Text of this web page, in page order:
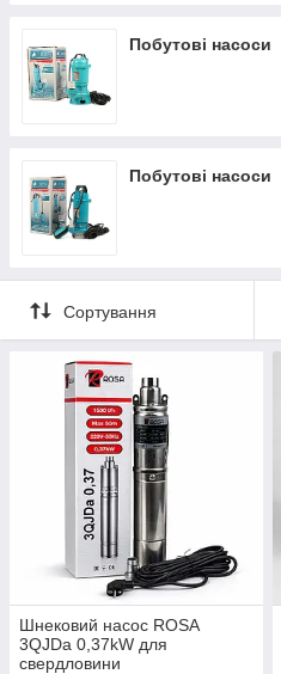
Побутові насоси
Побутові насоси
Сортування
Шнековий насос ROSA
3QJDa 0,37kW для
свердловини